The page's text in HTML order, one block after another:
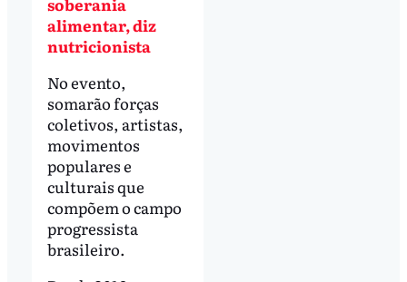
alimentar, diz
nutricionista
No evento,
somarão forças
coletivos, artistas,
movimentos
populares e
culturais que
compõem o campo
progressista
brasileiro.